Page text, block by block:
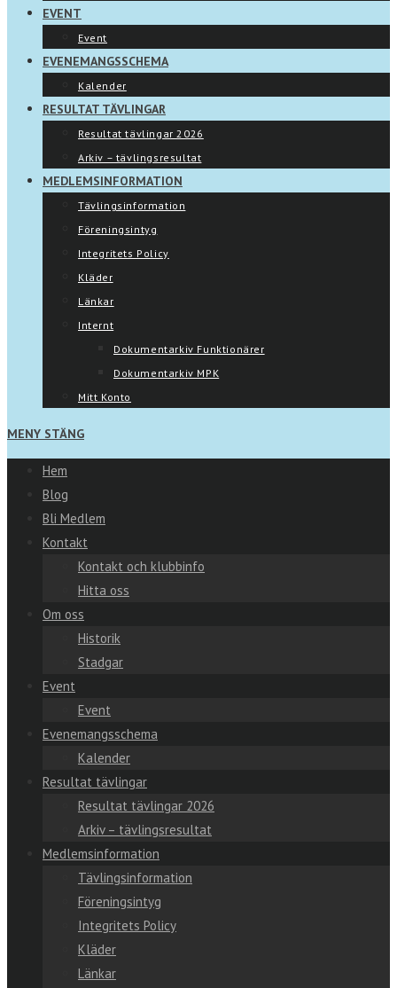
EVENT
Event
EVENEMANGSSCHEMA
Kalender
RESULTAT TÄVLINGAR
Resultat tävlingar 2026
Arkiv – tävlingsresultat
MEDLEMSINFORMATION
Tävlingsinformation
Föreningsintyg
Integritets Policy
Kläder
Länkar
Internt
Dokumentarkiv Funktionärer
Dokumentarkiv MPK
Mitt Konto
MENY STÄNG
Hem
Blog
Bli Medlem
Kontakt
Kontakt och klubbinfo
Hitta oss
Om oss
Historik
Stadgar
Event
Event
Evenemangsschema
Kalender
Resultat tävlingar
Resultat tävlingar 2026
Arkiv – tävlingsresultat
Medlemsinformation
Tävlingsinformation
Föreningsintyg
Integritets Policy
Kläder
Länkar